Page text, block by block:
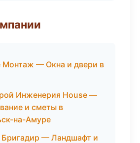
— Окна и двери в
Инженерия House —
и сметы в
на-Амуре
— Ландшафт и